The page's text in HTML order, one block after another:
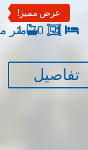
عرض مميز!
1
تفاصيل